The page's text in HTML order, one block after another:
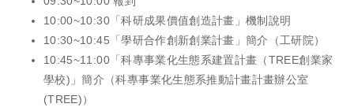
10:00~10:30「科研成果價值創造計畫」機制說明
10:30~10:45「學研合作創新創業計畫」簡介（工研院）
10:45~11:00「科專事業化生態系建置計畫（TREE創業家
學校)」簡介（科專事業化生態系推動計畫計畫辦公室
(TREE)）